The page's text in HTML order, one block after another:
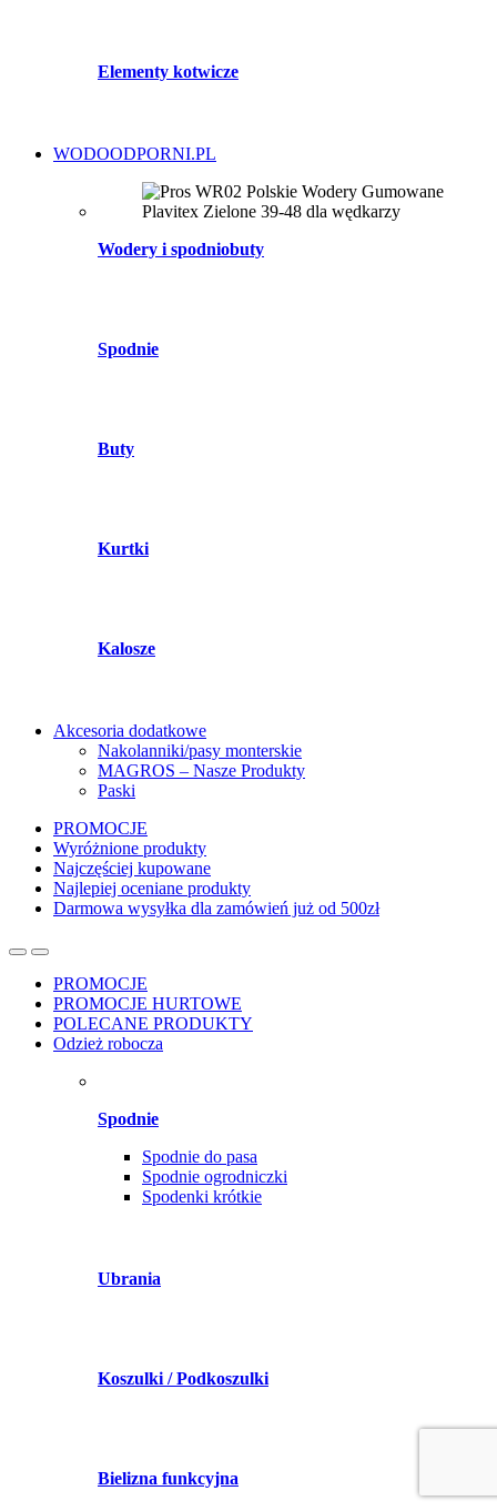
Elementy kotwicze
WODOODPORNI.PL
Wodery i spodniobuty
Spodnie
Buty
Kurtki
Kalosze
Akcesoria dodatkowe
Nakolanniki/pasy monterskie
MAGROS – Nasze Produkty
Paski
PROMOCJE
Wyróżnione produkty
Najczęściej kupowane
Najlepiej oceniane produkty
Darmowa wysyłka dla zamówień już od 500zł
PROMOCJE
PROMOCJE HURTOWE
POLECANE PRODUKTY
Odzież robocza
Spodnie
Spodnie do pasa
Spodnie ogrodniczki
Spodenki krótkie
Ubrania
Koszulki / Podkoszulki
Bielizna funkcyjna